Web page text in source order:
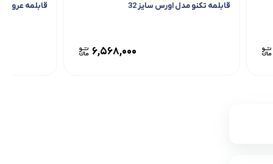
قابلمه تکنو مدل اورس سایز 32
۶,۵۶۸,۰۰۰
قابلمه عروس